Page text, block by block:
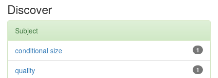
Discover
Subject
1
conditional size
1
quality